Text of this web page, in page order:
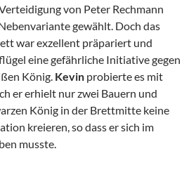
von Peter Rechmann
gewählt. Doch das
war exzellent präpariert und
eine gefährliche Initiative gegen
König. Kevin probierte es mit
er erhielt nur zwei Bauern und
König in der Brettmitte keine
kreieren, so dass er sich im
musste.